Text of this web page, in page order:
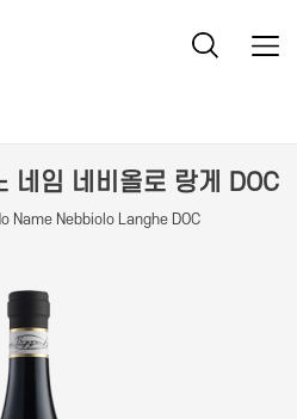
네임 네비올로 랑게 DOC
Name Nebbiolo Langhe DOC